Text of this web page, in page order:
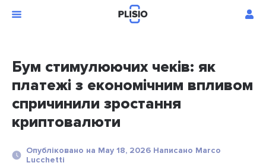
Бум стимулюючих чеків: як
платежі з економічним впливом
спричинили зростання
криптовалюти
Опубліковано на May 18, 2026 Написано Marco
Lucchetti